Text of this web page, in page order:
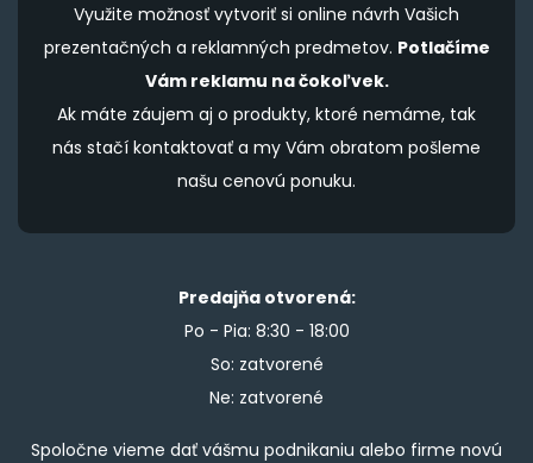
Využite možnosť vytvoriť si online návrh Vašich
prezentačných a reklamných predmetov. Potlačíme
Vám reklamu na čokoľvek.
Ak máte záujem aj o produkty, ktoré nemáme, tak
nás stačí kontaktovať a my Vám obratom pošleme
našu cenovú ponuku.
Predajňa otvorená:
Po - Pia: 8:30 - 18:00
So: zatvorené
Ne: zatvorené
Spoločne vieme dať vášmu podnikaniu alebo firme novú